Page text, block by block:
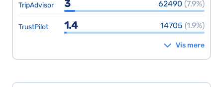
TripAdvisor 3 62490 (7.9%)
TrustPilot 1.4 14705 (1.9%)
Vis mere